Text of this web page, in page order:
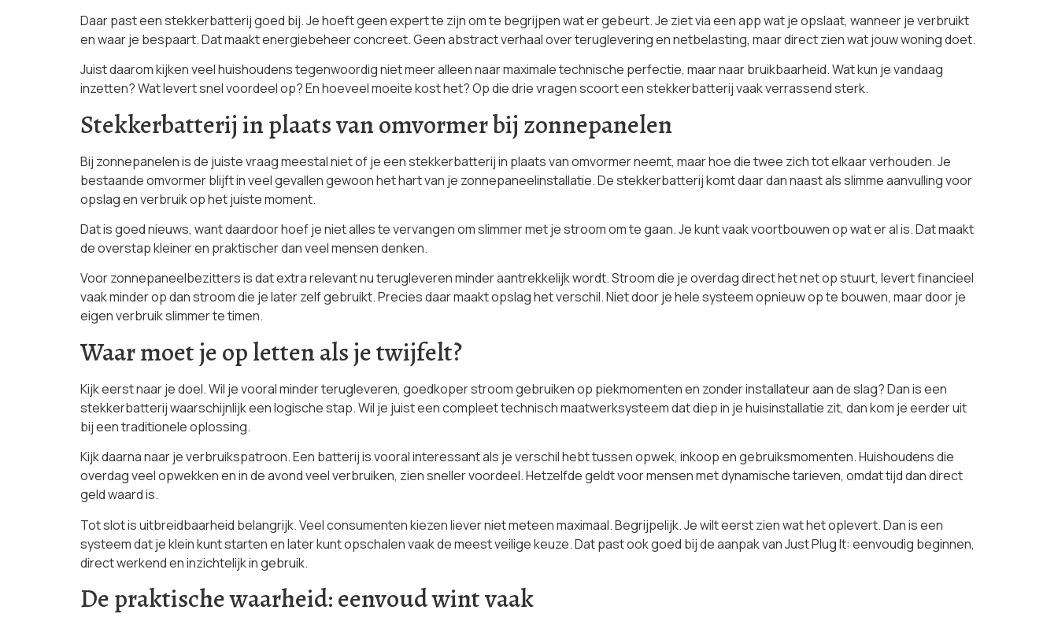
Daar past een stekkerbatterij goed bij. Je hoeft geen expert te zijn om te begrijpen wat er gebeurt. Je ziet via een app wat je opslaat, wanneer je verbruikt
en waar je bespaart. Dat maakt energiebeheer concreet. Geen abstract verhaal over teruglevering en netbelasting, maar direct zien wat jouw woning doet.
Juist daarom kijken veel huishoudens tegenwoordig niet meer alleen naar maximale technische perfectie, maar naar bruikbaarheid. Wat kun je vandaag
inzetten? Wat levert snel voordeel op? En hoeveel moeite kost het? Op die drie vragen scoort een stekkerbatterij vaak verrassend sterk.
Stekkerbatterij in plaats van omvormer bij zonnepanelen
Bij zonnepanelen is de juiste vraag meestal niet of je een stekkerbatterij in plaats van omvormer neemt, maar hoe die twee zich tot elkaar verhouden. Je
bestaande omvormer blijft in veel gevallen gewoon het hart van je zonnepaneelinstallatie. De stekkerbatterij komt daar dan naast als slimme aanvulling voor
opslag en verbruik op het juiste moment.
Dat is goed nieuws, want daardoor hoef je niet alles te vervangen om slimmer met je stroom om te gaan. Je kunt vaak voortbouwen op wat er al is. Dat maakt
de overstap kleiner en praktischer dan veel mensen denken.
Voor zonnepaneelbezitters is dat extra relevant nu terugleveren minder aantrekkelijk wordt. Stroom die je overdag direct het net op stuurt, levert financieel
vaak minder op dan stroom die je later zelf gebruikt. Precies daar maakt opslag het verschil. Niet door je hele systeem opnieuw op te bouwen, maar door je
eigen verbruik slimmer te timen.
Waar moet je op letten als je twijfelt?
Kijk eerst naar je doel. Wil je vooral minder terugleveren, goedkoper stroom gebruiken op piekmomenten en zonder installateur aan de slag? Dan is een
stekkerbatterij waarschijnlijk een logische stap. Wil je juist een compleet technisch maatwerksysteem dat diep in je huisinstallatie zit, dan kom je eerder uit
bij een traditionele oplossing.
Kijk daarna naar je verbruikspatroon. Een batterij is vooral interessant als je verschil hebt tussen opwek, inkoop en gebruiksmomenten. Huishoudens die
overdag veel opwekken en in de avond veel verbruiken, zien sneller voordeel. Hetzelfde geldt voor mensen met dynamische tarieven, omdat tijd dan direct
geld waard is.
Tot slot is uitbreidbaarheid belangrijk. Veel consumenten kiezen liever niet meteen maximaal. Begrijpelijk. Je wilt eerst zien wat het oplevert. Dan is een
systeem dat je klein kunt starten en later kunt opschalen vaak de meest veilige keuze. Dat past ook goed bij de aanpak van Just Plug It: eenvoudig beginnen,
direct werkend en inzichtelijk in gebruik.
De praktische waarheid: eenvoud wint vaak